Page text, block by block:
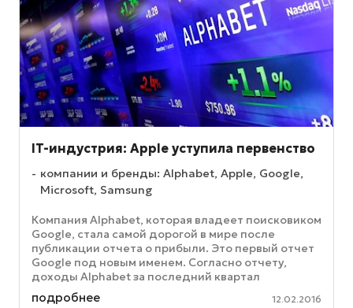
IT-индустрия: Apple уступила первенство
компании и бренды: Alphabet, Apple, Google,
Microsoft, Samsung
Компания Alphabet, которая владеет поисковиком
Google, стала самой дорогой в мире после
публикации отчета о прибыли. Это первый отчет
Google под новым именем. Согласно отчету,
доходы Alphabet за последний квартал
финансового года составили $4,9 ...
подробнее 12.02.2016